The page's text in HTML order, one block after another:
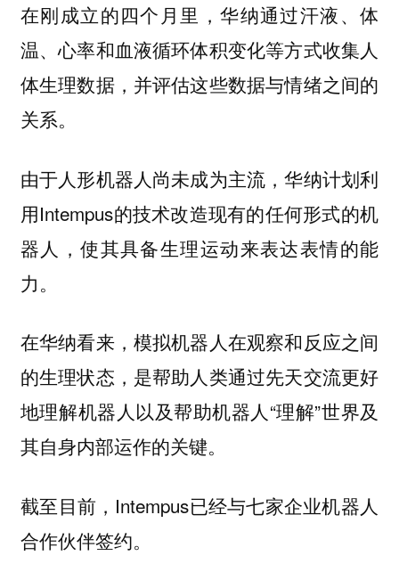
在刚成立的四个月里，华纳通过汗液、体
温、心率和血液循环体积变化等方式收集人
体生理数据，并评估这些数据与情绪之间的
关系。
由于人形机器人尚未成为主流，华纳计划利
用Intempus的技术改造现有的任何形式的机
器人，使其具备生理运动来表达表情的能
力。
在华纳看来，模拟机器人在观察和反应之间
的生理状态，是帮助人类通过先天交流更好
地理解机器人以及帮助机器人“理解”世界及
其自身内部运作的关键。
截至目前，Intempus已经与七家企业机器人
合作伙伴签约。